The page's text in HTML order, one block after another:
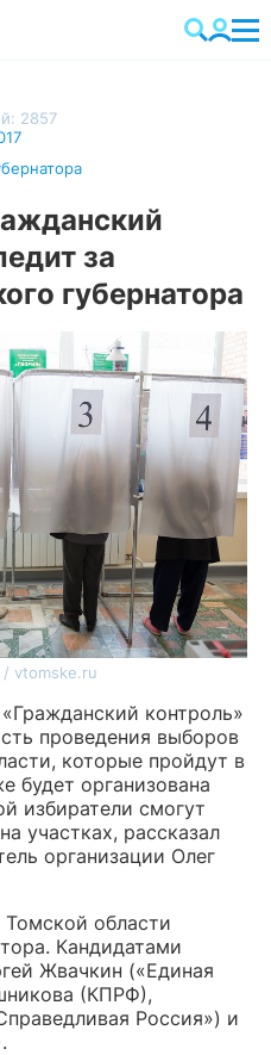
2857
за
губернатора
vtomske.ru
контроль»
проведения выборов
которые пройдут в
будет организована
избиратели смогут
участках, рассказал
организации Олег
области
Кандидатами
Жвачкин («Единая
(КПРФ),
Россия») и